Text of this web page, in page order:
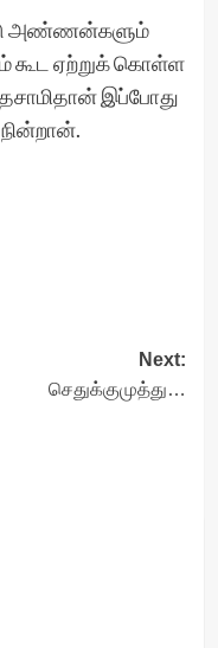
அண்ணன்களும்
கூட ஏற்றுக் கொள்ள
இப்போது
Next:
செதுக்குமுத்து…